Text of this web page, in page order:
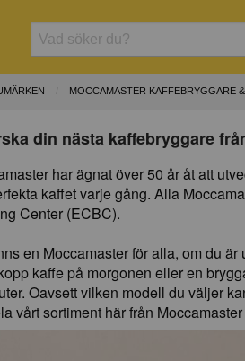
MOCCAMASTER KAFFEBRYGGARE
din nästa kaffebryggare
har ägnat över 50 år åt att
kaffet varje gång. Alla
Center (ECBC).
en Moccamaster för alla, om du
kaffe på morgonen eller en
Oavsett vilken modell du väljer
vårt sortiment här från